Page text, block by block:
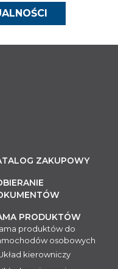
ZAKUPOWY
PRODUKTÓW
produktów do
osobowych
kierowniczy